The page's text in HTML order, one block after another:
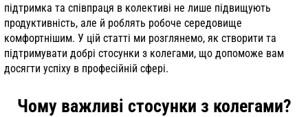
підтримка та співпраця в колективі не лише підвищують
продуктивність, але й роблять робоче середовище
комфортнішим. У цій статті ми розглянемо, як створити та
підтримувати добрі стосунки з колегами, що допоможе вам
досягти успіху в професійній сфері.
Чому важливі стосунки з колегами?